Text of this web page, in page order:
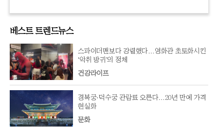
베스트 트렌드뉴스
스파이더맨보다 강렬했다…영화관 초토화시킨
‘악취 방귀’의 정체
건강라이프
경복궁·덕수궁 관람료 오른다…20년 만에 가격
현실화
문화